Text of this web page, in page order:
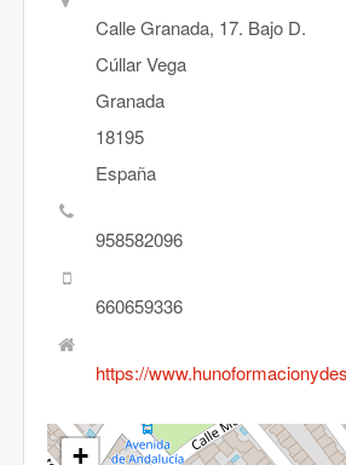
Nuestro Equipo
Contacto
Calle Granada, 17. Bajo D.
Cúllar Vega
Granada
18195
España
958582096
660659336
https://